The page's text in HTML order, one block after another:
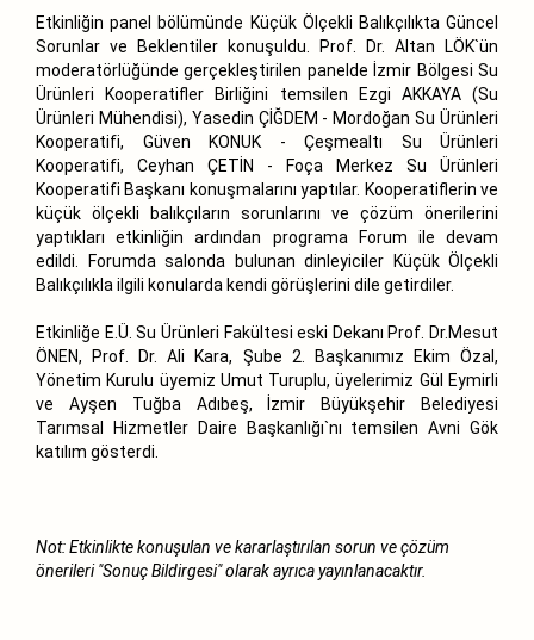
Etkinliğin panel bölümünde Küçük Ölçekli Balıkçılıkta Güncel
Sorunlar ve Beklentiler konuşuldu. Prof. Dr. Altan LÖK`ün
moderatörlüğünde gerçekleştirilen panelde İzmir Bölgesi Su
Ürünleri Kooperatifler Birliğini temsilen Ezgi AKKAYA (Su
Ürünleri Mühendisi), Yasedin ÇİĞDEM - Mordoğan Su Ürünleri
Kooperatifi, Güven KONUK - Çeşmealtı Su Ürünleri
Kooperatifi, Ceyhan ÇETİN - Foça Merkez Su Ürünleri
Kooperatifi Başkanı konuşmalarını yaptılar. Kooperatiflerin ve
küçük ölçekli balıkçıların sorunlarını ve çözüm önerilerini
yaptıkları etkinliğin ardından programa Forum ile devam
edildi. Forumda salonda bulunan dinleyiciler Küçük Ölçekli
Balıkçılıkla ilgili konularda kendi görüşlerini dile getirdiler.
Etkinliğe E.Ü. Su Ürünleri Fakültesi eski Dekanı Prof. Dr.Mesut
ÖNEN, Prof. Dr. Ali Kara, Şube 2. Başkanımız Ekim Özal,
Yönetim Kurulu üyemiz Umut Turuplu, üyelerimiz Gül Eymirli
ve Ayşen Tuğba Adıbeş, İzmir Büyükşehir Belediyesi
Tarımsal Hizmetler Daire Başkanlığı`nı temsilen Avni Gök
katılım gösterdi.
Not: Etkinlikte konuşulan ve kararlaştırılan sorun ve çözüm
önerileri "Sonuç Bildirgesi" olarak ayrıca yayınlanacaktır.